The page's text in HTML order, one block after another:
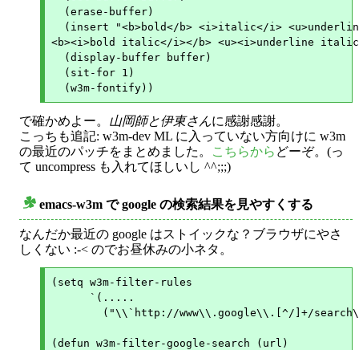
  (erase-buffer)
(insert "<b>bold</b> <i>italic</i>
<b><i>bold italic</i></b> <u><i>underline
  (display-buffer buffer)
  (sit-for 1)
で確かめよー。 山岡師と伊東さんに感謝感謝。
こっちも追記: w3m-dev ML に入っていない方向けに w3m
の最近のパッチをまとめました。
こちらから どーぞ。(っ
て uncompress も入れてほしいし ^^;;;)
emacs-w3m で google の検索結果を見やすくする
なんだか最近の google はストイックな？ブラウザにやさ
しくない :-< のでお昼休みの小ネタ。
(setq w3m-filter-rules
      `(.....
("\\`http://www\\.google\\.[^/]+/
(defun w3m-filter-google-search (url)